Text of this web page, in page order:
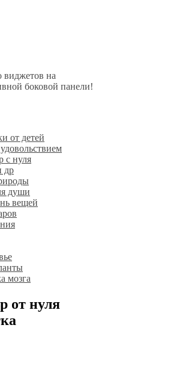
виджетов на
боковой панели!
от детей
с нуля
др
души
вещей
мозга
от нуля